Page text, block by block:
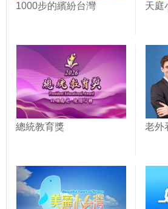
1000步的繽紛台灣 天庭
總統教育獎 老外